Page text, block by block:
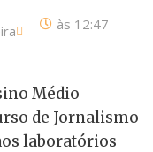
às 12:47
Médio
de Jornalismo
laboratórios